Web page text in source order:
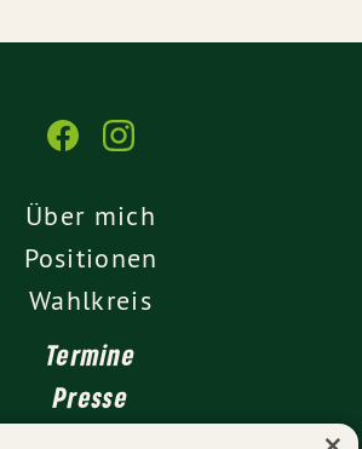
Über mich
Positionen
Wahlkreis
Termine
Presse